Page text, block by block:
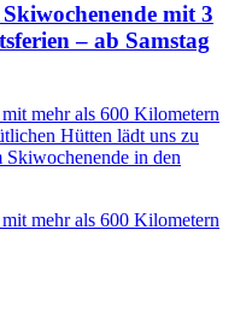
mit 3
– ab Samstag
mehr als 600 Kilometern
Hütten lädt uns zu
Skiwochenende in den
mehr als 600 Kilometern